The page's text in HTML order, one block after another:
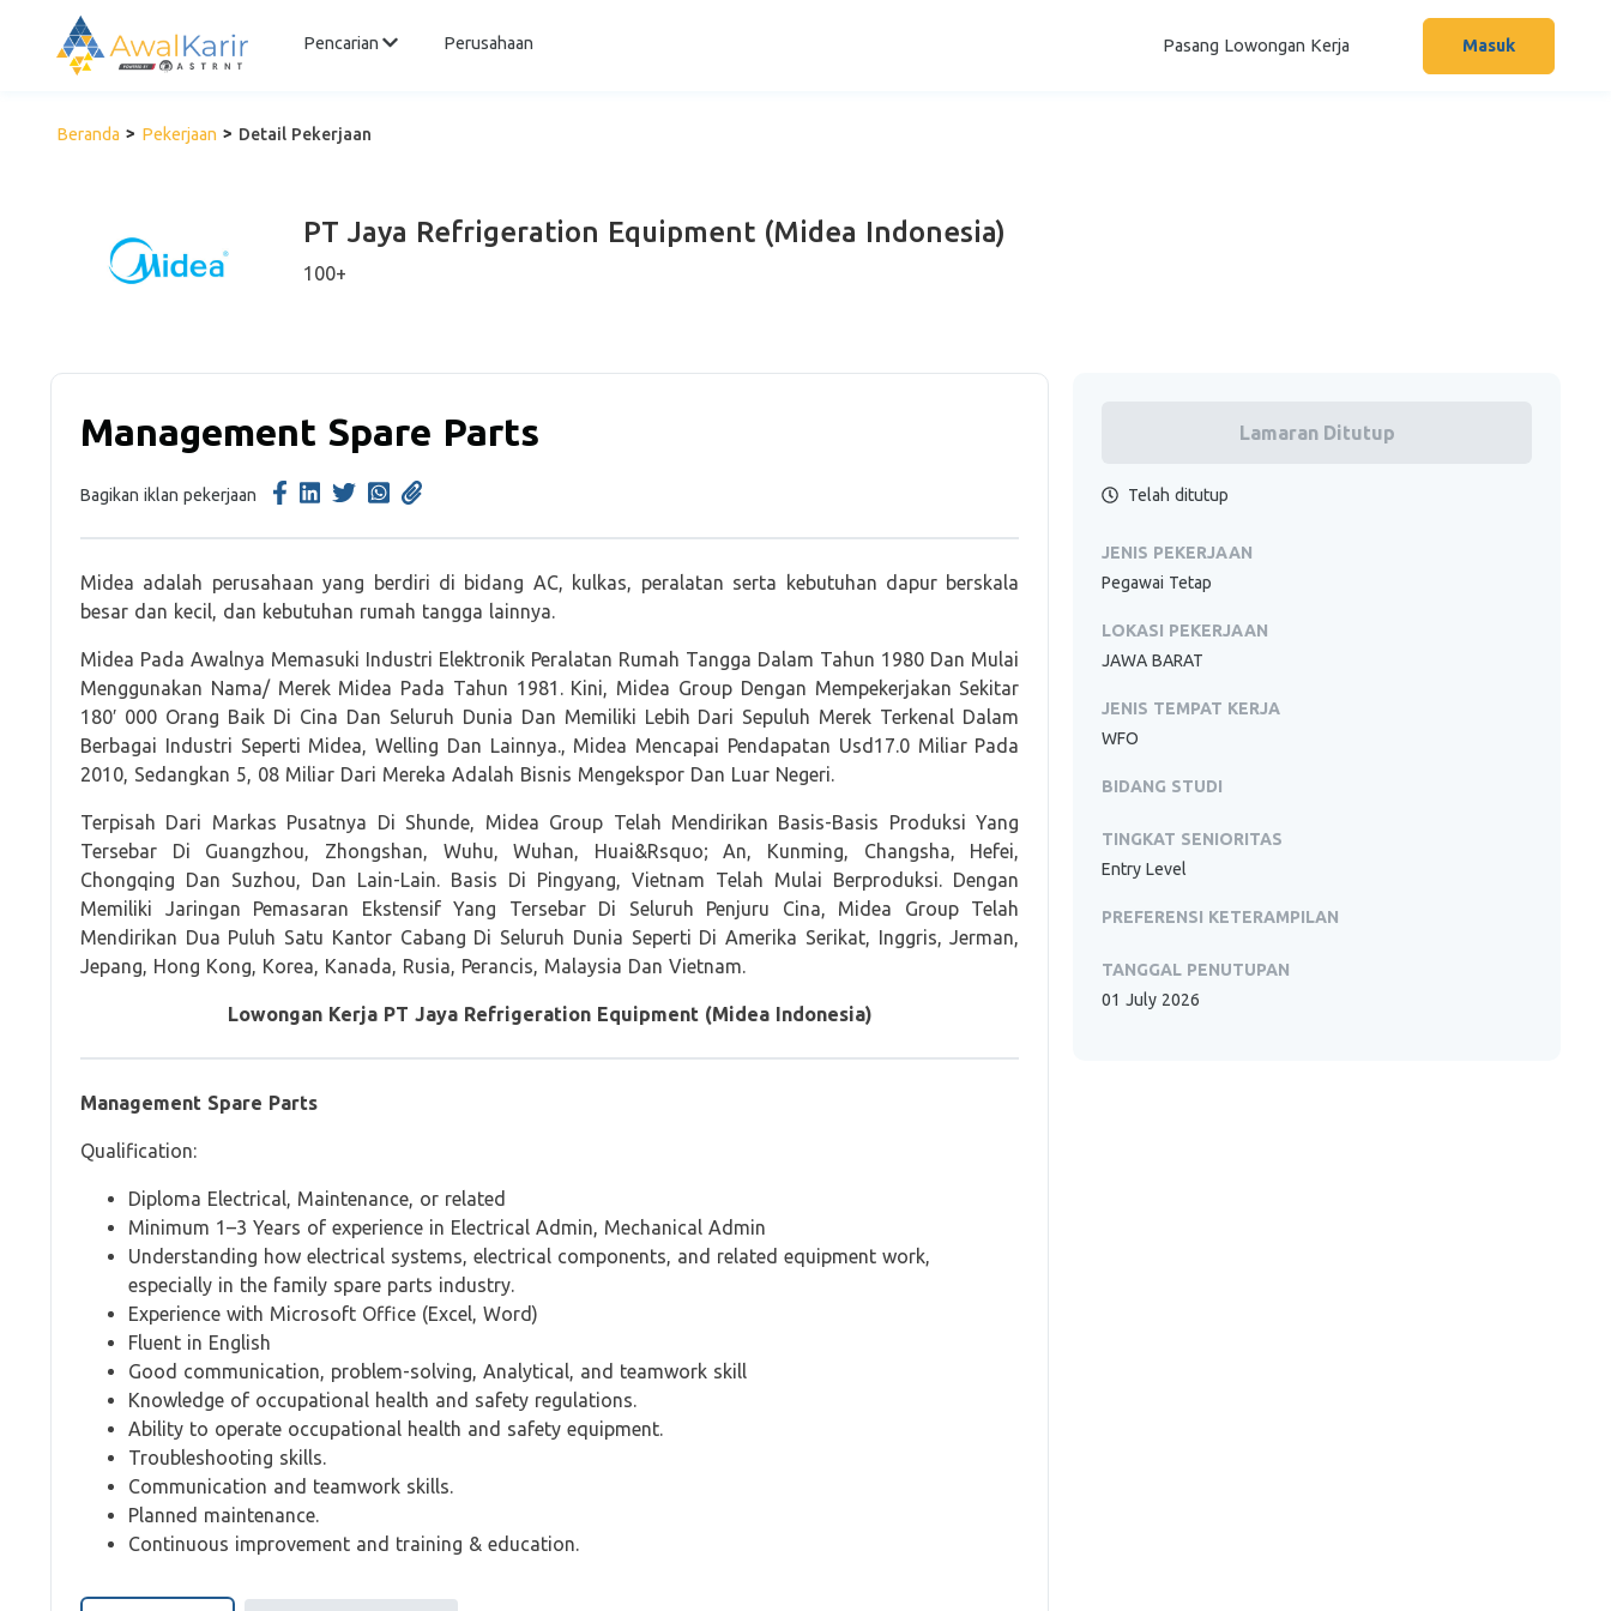
Pencarian Perusahaan Pasang Lowongan Kerja Masuk
Beranda Pekerjaan Detail Pekerjaan
PT Jaya Refrigeration Equipment (Midea Indonesia)
100+
Management Spare Parts
Bagikan iklan pekerjaan
Midea adalah perusahaan yang berdiri di bidang AC, kulkas, peralatan serta kebutuhan dapur berskala
besar dan kecil, dan kebutuhan rumah tangga lainnya.
Midea Pada Awalnya Memasuki Industri Elektronik Peralatan Rumah Tangga Dalam Tahun 1980 Dan Mulai
Menggunakan Nama/ Merek Midea Pada Tahun 1981. Kini, Midea Group Dengan Mempekerjakan Sekitar
180′ 000 Orang Baik Di Cina Dan Seluruh Dunia Dan Memiliki Lebih Dari Sepuluh Merek Terkenal Dalam
Berbagai Industri Seperti Midea, Welling Dan Lainnya., Midea Mencapai Pendapatan Usd17.0 Miliar Pada
2010, Sedangkan 5, 08 Miliar Dari Mereka Adalah Bisnis Mengekspor Dan Luar Negeri.
Terpisah Dari Markas Pusatnya Di Shunde, Midea Group Telah Mendirikan Basis-Basis Produksi Yang
Tersebar Di Guangzhou, Zhongshan, Wuhu, Wuhan, Huai&Rsquo; An, Kunming, Changsha, Hefei,
Chongqing Dan Suzhou, Dan Lain-Lain. Basis Di Pingyang, Vietnam Telah Mulai Berproduksi. Dengan
Memiliki Jaringan Pemasaran Ekstensif Yang Tersebar Di Seluruh Penjuru Cina, Midea Group Telah
Mendirikan Dua Puluh Satu Kantor Cabang Di Seluruh Dunia Seperti Di Amerika Serikat, Inggris, Jerman,
Jepang, Hong Kong, Korea, Kanada, Rusia, Perancis, Malaysia Dan Vietnam.
Lowongan Kerja PT Jaya Refrigeration Equipment (Midea Indonesia)
Management Spare Parts
Qualification:
Diploma Electrical, Maintenance, or related
Minimum 1–3 Years of experience in Electrical Admin, Mechanical Admin
Understanding how electrical systems, electrical components, and related equipment work,
especially in the family spare parts industry.
Experience with Microsoft Office (Excel, Word)
Fluent in English
Good communication, problem-solving, Analytical, and teamwork skill
Knowledge of occupational health and safety regulations.
Ability to operate occupational health and safety equipment.
Troubleshooting skills.
Communication and teamwork skills.
Planned maintenance.
Continuous improvement and training & education.
Lamaran Ditutup
Telah ditutup
JENIS PEKERJAAN
Pegawai Tetap
LOKASI PEKERJAAN
JAWA BARAT
JENIS TEMPAT KERJA
WFO
BIDANG STUDI
TINGKAT SENIORITAS
Entry Level
PREFERENSI KETERAMPILAN
TANGGAL PENUTUPAN
01 July 2026